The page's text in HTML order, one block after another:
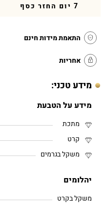
7 יום החזר כסף
התאמת מידות חינם
אחריות
מידע טכני:
מידע על הטבעת
מתכת
קרט
משקל בגרמים
יהלומים
משקל בקרט